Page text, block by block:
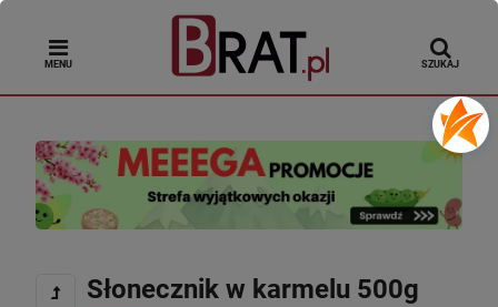
MENU SZUKAJ
Słonecznik w karmelu 500g